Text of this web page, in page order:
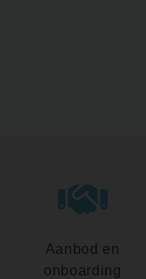
Aanbod en
onboarding